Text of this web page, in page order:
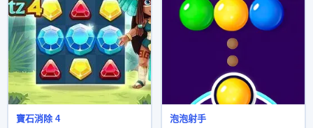
寶石消除 4 泡泡射手